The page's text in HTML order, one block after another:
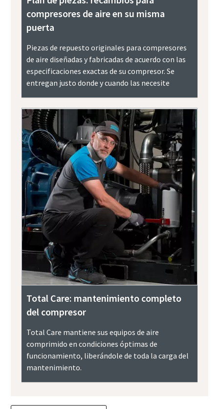
compresores de aire en su misma
puerta
Piezas de repuesto originales para compresores
de aire diseñadas y fabricadas de acuerdo con las
especificaciones exactas de su compresor. Se
entregan justo donde y cuando las necesite
Total Care: mantenimiento completo
del compresor
Total Care mantiene sus equipos de aire
comprimido en condiciones óptimas de
funcionamiento, liberándole de toda la carga del
mantenimiento.